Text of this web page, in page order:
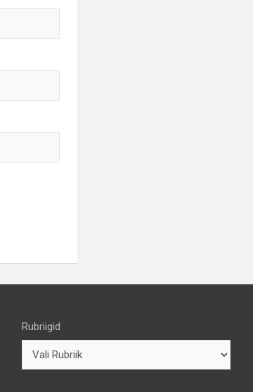
Rubriigid